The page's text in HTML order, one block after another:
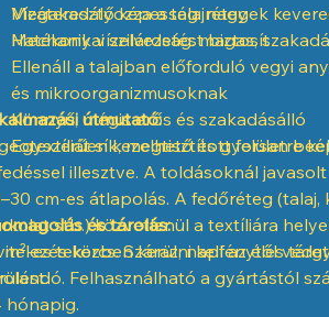
Vízáteresztő képesség: nagy
Mechanikai szilárdság: magas,
Megakadályozza a talajrétegek
Hatékony vízelvezetést biztosít
Ellenáll a talajban előforduló vegyi
és mikroorganizmusoknak
Könnyű, mégis erős és szakadásálló
Egyszerűen kezelhető és gyorsan
útmutató:
sík, megtisztított felületre
illesztve. A toldásoknál
cm-es átlapolás. A fedőréteg (talaj,
stb.) közvetlenül a textíliára
közben kerülni kell az éles
és tárolás:
m²-es tekercs. Száraz, napfénytől
Felhasználható a gyártástól
hónapig.